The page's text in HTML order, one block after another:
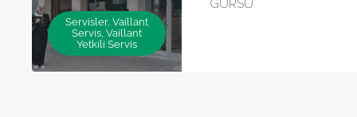
Servisler, Vaillant
Servis, Vaillant
Yetkili Servis
GÜRSU